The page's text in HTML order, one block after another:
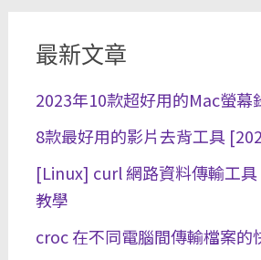
最新文章
2023年10款超好用的Mac螢幕
8款最好用的影片去背工具
[Linux] curl 網路資料傳輸工
教學
croc 在不同電腦間傳輸檔案的